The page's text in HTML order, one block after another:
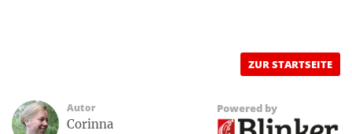
ZUR STARTSEITE
Autor
Corinna
Powered by